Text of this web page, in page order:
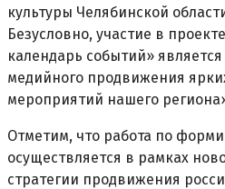
культуры Челябинской
Безусловно, участие в
календарь событий»
медийного продвижения
мероприятий нашего
Отметим, что работа по
осуществляется в рамках
стратегии продвижения